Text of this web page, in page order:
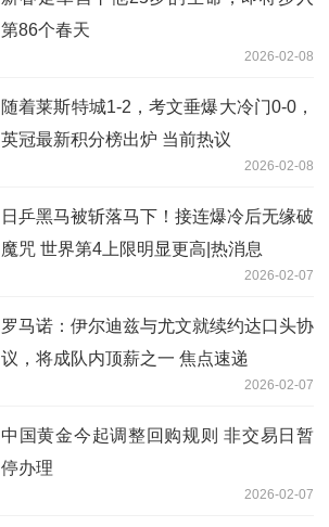
第86个春天
2026-02-08
随着莱斯特城1-2，考文垂爆大冷门0-0，
英冠最新积分榜出炉 当前热议
2026-02-08
日乒黑马被斩落马下！接连爆冷后无缘破
魔咒 世界第4上限明显更高|热消息
2026-02-07
罗马诺：伊尔迪兹与尤文就续约达口头协
议，将成队内顶薪之一 焦点速递
2026-02-07
中国黄金今起调整回购规则 非交易日暂
停办理
2026-02-07